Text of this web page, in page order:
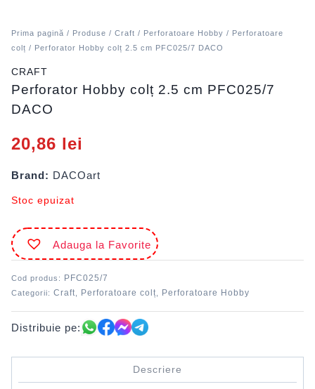
Prima pagină / Produse / Craft / Perforatoare Hobby / Perforatoare
colț / Perforator Hobby colț 2.5 cm PFC025/7 DACO
CRAFT
Perforator Hobby colț 2.5 cm PFC025/7
DACO
20,86 lei
Brand: DACOart
Stoc epuizat
Adauga la Favorite
Cod produs: PFC025/7
Categorii: Craft, Perforatoare colț, Perforatoare Hobby
Distribuie pe:
Descriere